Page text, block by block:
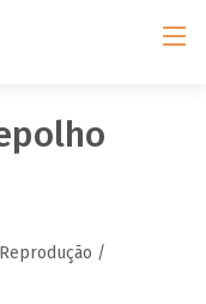
Reprodução /